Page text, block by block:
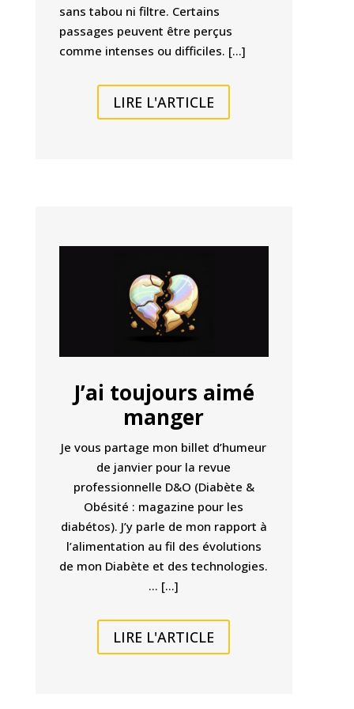
sans tabou ni filtre. Certains
passages peuvent être perçus
comme intenses ou difficiles. […]
LIRE L'ARTICLE
J’ai toujours aimé
manger
Je vous partage mon billet d’humeur
de janvier pour la revue
professionnelle D&O (Diabète &
Obésité : magazine pour les
diabétos). J’y parle de mon rapport à
l’alimentation au fil des évolutions
de mon Diabète et des technologies.
… […]
LIRE L'ARTICLE